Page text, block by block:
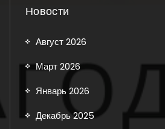
Новости
Август 2026
Март 2026
Январь 2026
Декабрь 2025